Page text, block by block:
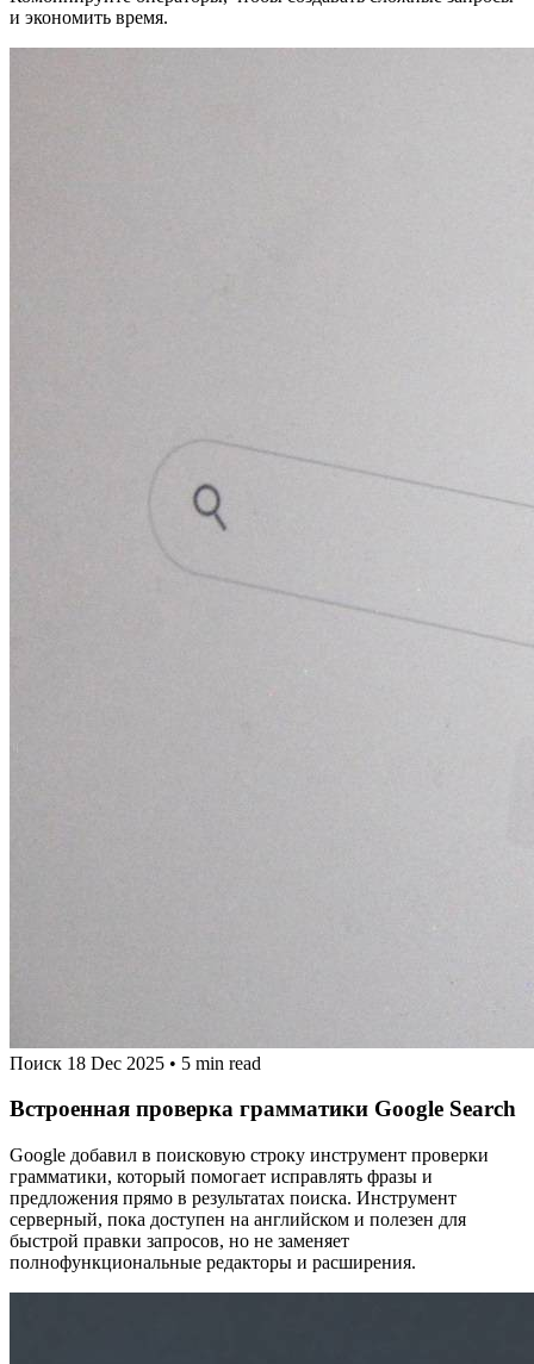
и экономить время.
Поиск 18 Dec 2025 • 5 min read
Встроенная проверка грамматики Google Search
Google добавил в поисковую строку инструмент проверки
грамматики, который помогает исправлять фразы и
предложения прямо в результатах поиска. Инструмент
серверный, пока доступен на английском и полезен для
быстрой правки запросов, но не заменяет
полнофункциональные редакторы и расширения.